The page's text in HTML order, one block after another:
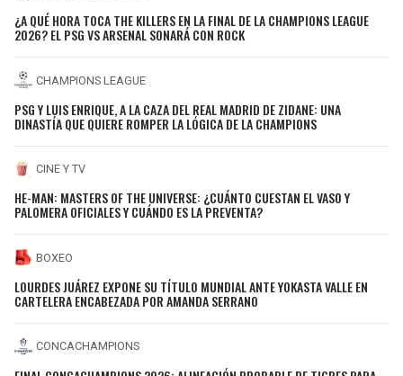
¿A QUÉ HORA TOCA THE KILLERS EN LA FINAL DE LA CHAMPIONS LEAGUE
2026? EL PSG VS ARSENAL SONARÁ CON ROCK
CHAMPIONS LEAGUE
PSG Y LUIS ENRIQUE, A LA CAZA DEL REAL MADRID DE ZIDANE: UNA
DINASTÍA QUE QUIERE ROMPER LA LÓGICA DE LA CHAMPIONS
CINE Y TV
HE-MAN: MASTERS OF THE UNIVERSE: ¿CUÁNTO CUESTAN EL VASO Y
PALOMERA OFICIALES Y CUÁNDO ES LA PREVENTA?
BOXEO
LOURDES JUÁREZ EXPONE SU TÍTULO MUNDIAL ANTE YOKASTA VALLE EN
CARTELERA ENCABEZADA POR AMANDA SERRANO
CONCACHAMPIONS